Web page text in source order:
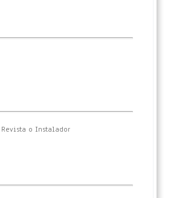
o Instalador